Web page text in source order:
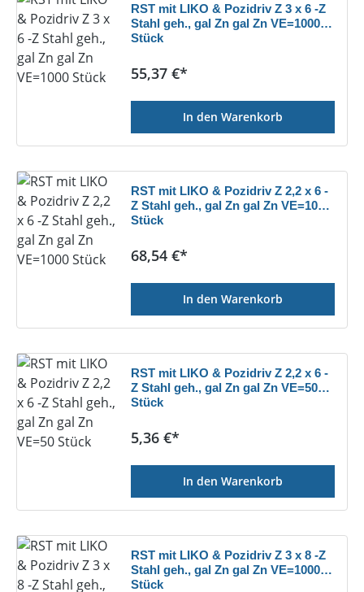
RST mit LIKO & Pozidriv Z 3 x 6 -Z
Stahl geh., gal Zn gal Zn VE=1000
Stück
Regulärer Preis:
55,37 €*
In den Warenkorb
RST mit LIKO & Pozidriv Z 2,2 x 6 -
Z Stahl geh., gal Zn gal Zn VE=1000
Stück
Regulärer Preis:
68,54 €*
In den Warenkorb
RST mit LIKO & Pozidriv Z 2,2 x 6 -
Z Stahl geh., gal Zn gal Zn VE=50
Stück
Regulärer Preis:
5,36 €*
In den Warenkorb
RST mit LIKO & Pozidriv Z 3 x 8 -Z
Stahl geh., gal Zn gal Zn VE=1000
Stück